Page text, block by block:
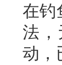
在钓
法
动，